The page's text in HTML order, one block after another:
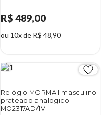
R$ 489,00
ou 10x de R$ 48,90
Relógio MORMAII masculino
prateado analogico
MO2317AD/1V